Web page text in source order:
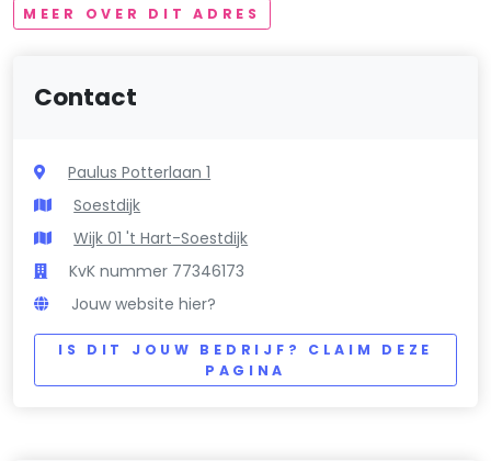
MEER OVER DIT ADRES
Contact
Paulus Potterlaan 1
Soestdijk
Wijk 01 't Hart-Soestdijk
KvK nummer 77346173
Jouw website hier?
IS DIT JOUW BEDRIJF? CLAIM DEZE
PAGINA